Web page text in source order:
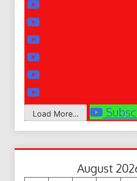
Load More...
August